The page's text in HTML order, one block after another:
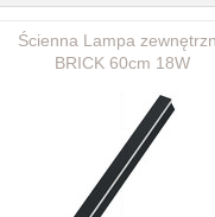
Ścienna Lampa
BRICK 60cm 18W